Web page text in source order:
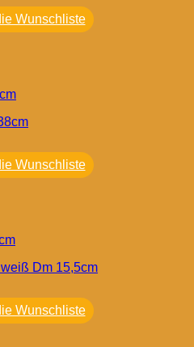
Wunschliste
Wunschliste
Wunschliste